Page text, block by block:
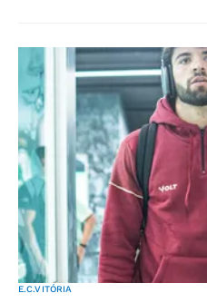
E.C.VITÓRIA